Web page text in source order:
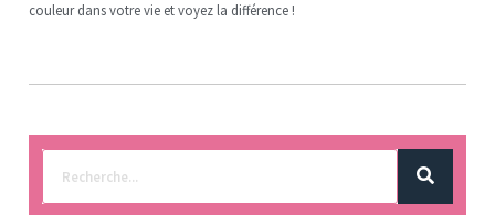
couleur dans votre vie et voyez la différence !